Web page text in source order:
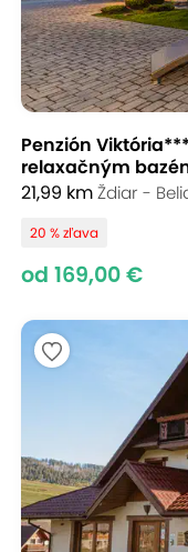
Penzión
relaxačným
21,99 kmŽdiar -
20 % zľava
od 169,00 €